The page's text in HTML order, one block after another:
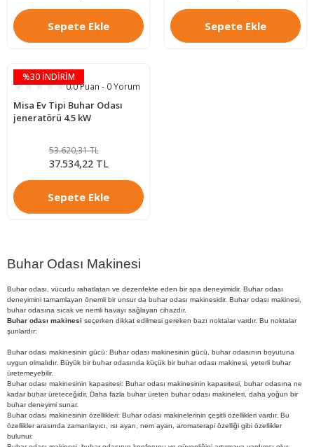
Sepete Ekle Sepete Ekle
%30 İNDİRİM
0.0 Puan - 0 Yorum
Misa Ev Tipi Buhar Odası
jeneratörü 4.5 kW
53.620,31 TL
37.534,22 TL
Sepete Ekle
Buhar Odası Makinesi
Buhar odası, vücudu rahatlatan ve dezenfekte eden bir spa deneyimidir. Buhar odası
deneyimini tamamlayan önemli bir unsur da buhar odası makinesidir. Buhar odası makinesi,
buhar odasına sıcak ve nemli havayı sağlayan cihazdır.
Buhar odası makinesi seçerken dikkat edilmesi gereken bazı noktalar vardır. Bu noktalar
şunlardır:
Buhar odası makinesinin gücü: Buhar odası makinesinin gücü, buhar odasının boyutuna
uygun olmalıdır. Büyük bir buhar odasında küçük bir buhar odası makinesi, yeterli buhar
üretemeyebilir.
Buhar odası makinesinin kapasitesi: Buhar odası makinesinin kapasitesi, buhar odasına ne
kadar buhar üreteceğidir. Daha fazla buhar üreten buhar odası makineleri, daha yoğun bir
buhar deneyimi sunar.
Buhar odası makinesinin özellikleri: Buhar odası makinelerinin çeşitli özellikleri vardır. Bu
özellikler arasında zamanlayıcı, ısı ayarı, nem ayarı, aromaterapi özelliği gibi özellikler
bulunur.